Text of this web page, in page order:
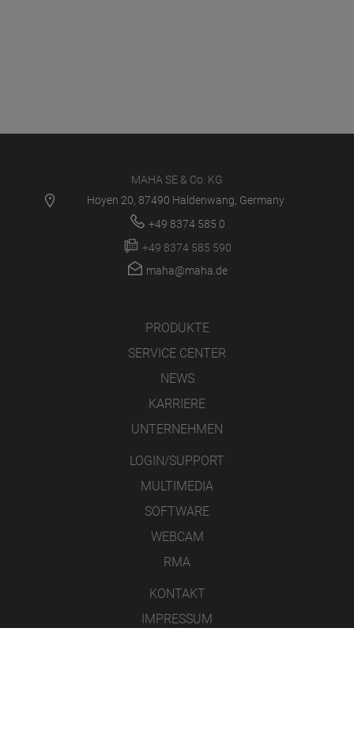
MAHA SE & Co. KG
Hoyen 20, 87490 Haldenwang, Germany
+49 8374 585 0
+49 8374 585 590
maha@maha.de
PRODUKTE
SERVICE CENTER
NEWS
KARRIERE
UNTERNEHMEN
LOGIN/SUPPORT
MULTIMEDIA
SOFTWARE
WEBCAM
RMA
KONTAKT
IMPRESSUM